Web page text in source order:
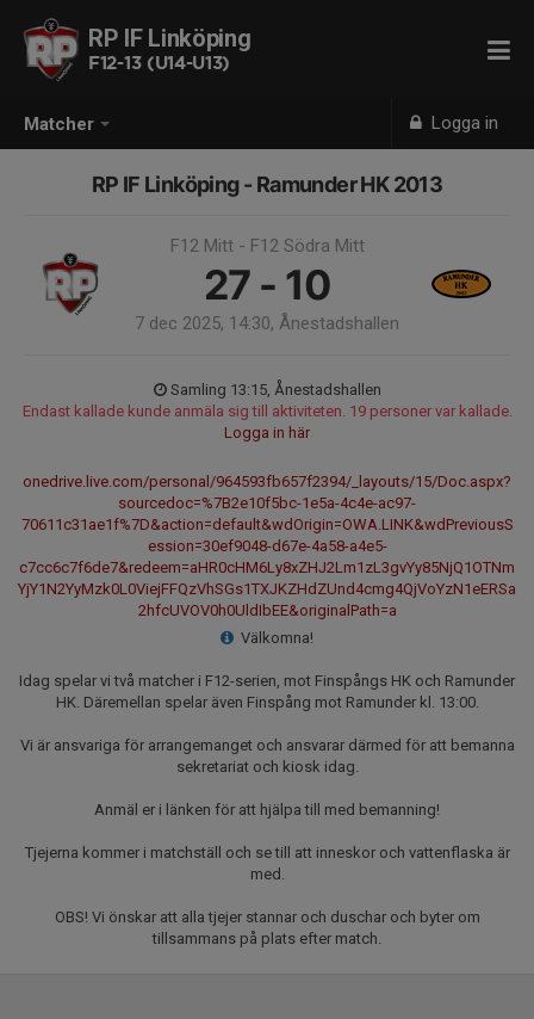
Matcher Logga in
RP IF Linköping
F12-13 (U14-U13)
RP IF Linköping - Ramunder HK 2013
F12 Mitt - F12 Södra Mitt
27 - 10
7 dec 2025, 14:30, Ånestadshallen
Samling 13:15, Ånestadshallen
Endast kallade kunde anmäla sig till aktiviteten. 19 personer var kallade.
Logga in här
onedrive.live.com/personal/964593fb657f2394/_layouts/15/Doc.aspx?
sourcedoc=%7B2e10f5bc-1e5a-4c4e-ac97-
70611c31ae1f%7D&action=default&wdOrigin=OWA.LINK&wdPreviousS
ession=30ef9048-d67e-4a58-a4e5-
c7cc6c7f6de7&redeem=aHR0cHM6Ly8xZHJ2Lm1zL3gvYy85NjQ1OTNm
YjY1N2YyMzk0L0ViejFFQzVhSGs1TXJKZHdZUnd4cmg4QjVoYzN1eERSa
2hfcUVOV0h0UldIbEE&originalPath=a
Välkomna!
Idag spelar vi två matcher i F12-serien, mot Finspångs HK och Ramunder
HK. Däremellan spelar även Finspång mot Ramunder kl. 13:00.
Vi är ansvariga för arrangemanget och ansvarar därmed för att bemanna
sekretariat och kiosk idag.
Anmäl er i länken för att hjälpa till med bemanning!
Tjejerna kommer i matchställ och se till att inneskor och vattenflaska är
med.
OBS! Vi önskar att alla tjejer stannar och duschar och byter om
tillsammans på plats efter match.